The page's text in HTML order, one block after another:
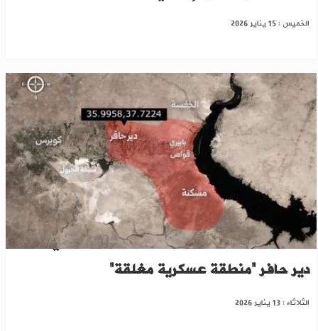
الخميس : 15 يناير 2026
طالب "قسد" بالانسحاب منها..الجيش السوري يُعلن
دير حافر “منطقة عسكرية مغلقة”
الثلاثاء : 13 يناير 2026